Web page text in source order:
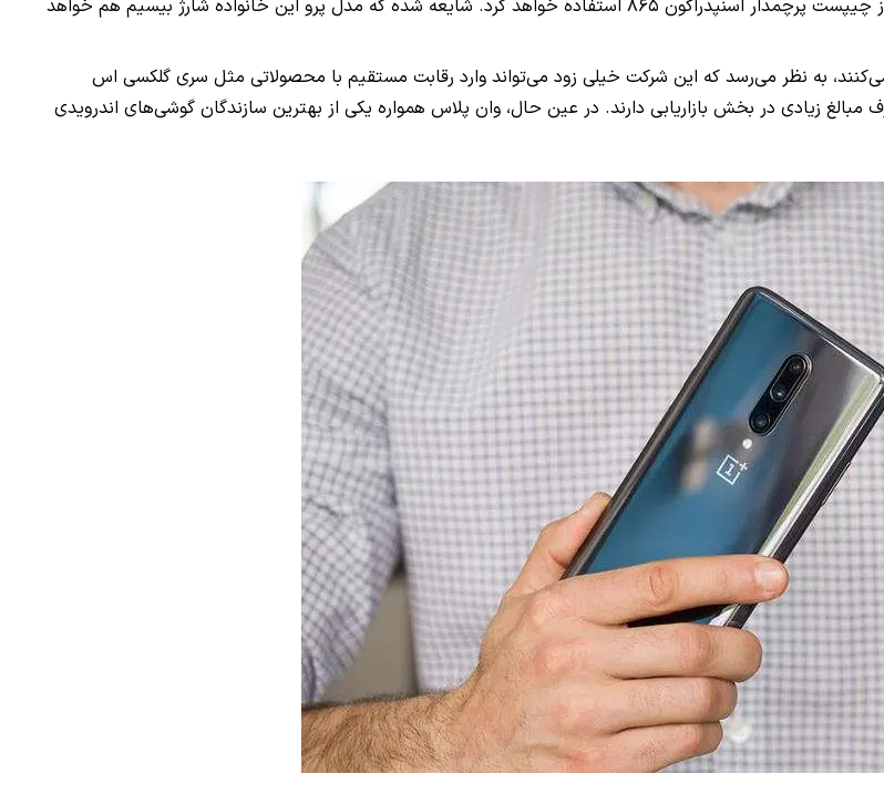
گفته می‌شود که وان پلاس ۸ نمایشگری با نرخ نوسازی ۱۲۰ هرتزی خواهد داشت و از چیپست پرچمدار اسنپدراگون ۸۶۵ استفاده خواهد کرد. شایعه شده که مدل پرو این خانواده شارژ بیسیم هم خواهد
به نظر می‌رسد که این شرکت خیلی زود می‌تواند وارد رقابت مستقیم با محصولاتی مثل سری گلکسی اس
زیادی در بخش بازاریابی دارند. در عین حال، وان پلاس همواره یکی از بهترین سازندگان گوشی‌های اندرویدی